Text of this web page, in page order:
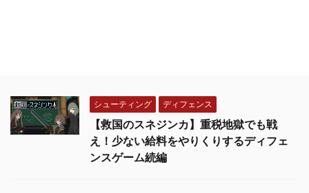
シューティング ディフェンス
【救国のスネジンカ】重税地獄でも戦
え！少ない給料をやりくりするディフェ
ンスゲーム続編